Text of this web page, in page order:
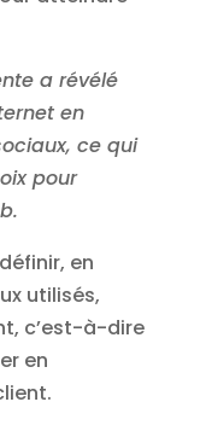
a révélé
en
ce qui
pour
en
utilisés,
c’est-à-dire
en